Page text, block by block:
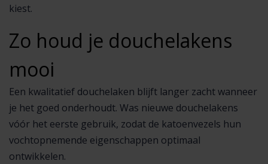
kiest.
Zo houd je douchelakens
mooi
Een kwalitatief douchelaken blijft langer zacht wanneer
je het goed onderhoudt. Was nieuwe douchelakens
vóór het eerste gebruik, zodat de katoenvezels hun
vochtopnemende eigenschappen optimaal
ontwikkelen.